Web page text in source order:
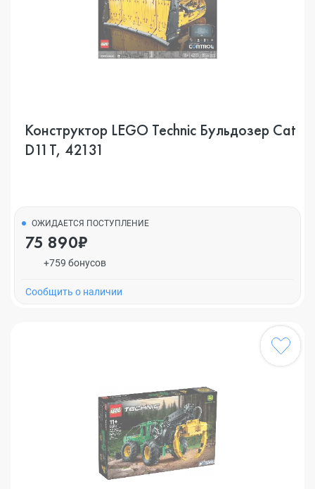
Конструктор LEGO Technic Бульдозер Cat
D11T, 42131
ОЖИДАЕТСЯ ПОСТУПЛЕНИЕ
75 890₽
+759 бонусов
Cообщить о наличии